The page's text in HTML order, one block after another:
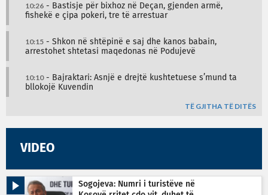
10:26 - Bastisje për bixhoz në Deçan, gjenden armë,
fishekë e çipa pokeri, tre të arrestuar
10:15 - Shkon në shtëpinë e saj dhe kanos babain,
arrestohet shtetasi maqedonas në Podujevë
10:10- Bajraktari: Asnjë e drejtë kushtetuese s’mund ta
bllokojë Kuvendin
TË GJITHA TË DITËS
VIDEO
Sogojeva: Numri i turistëve në